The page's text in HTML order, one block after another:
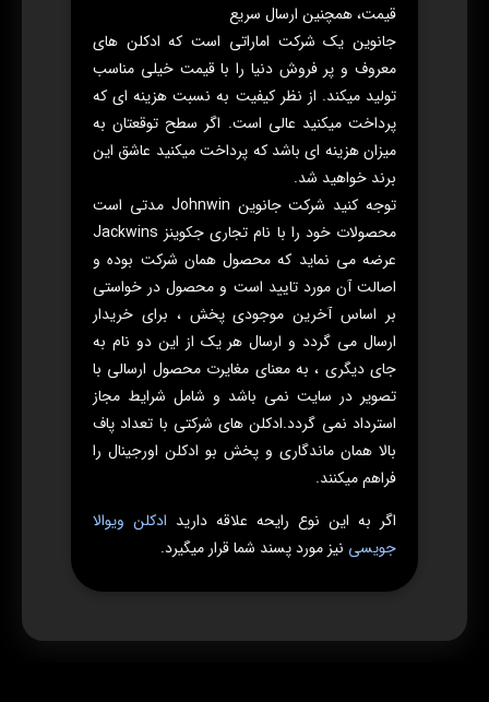
قیمت، همچنین ارسال سریع
جانوین یک شرکت اماراتی است که ادکلن های
معروف و پر فروش دنیا را با قیمت خیلی مناسب
تولید میکند. از نظر کیفیت به نسبت هزینه ای که
پرداخت میکنید عالی است. اگر سطح توقعتان به
میزان هزینه ای باشد که پرداخت میکنید عاشق این
برند خواهید شد.
توجه کنید شرکت جانوین Johnwin مدتی است
محصولات خود را با نام تجاری جکوینز Jackwins
عرضه می نماید که محصول همان شرکت بوده و
اصالت آن مورد تایید است و محصول در خواستی
بر اساس آخرین موجودی پخش ، برای خریدار
ارسال می گردد و ارسال هر یک از این دو نام به
جای دیگری ، به معنای مغایرت محصول ارسالی با
تصویر در سایت نمی باشد و شامل شرایط مجاز
استرداد نمی گردد.ادکلن های شرکتی با تعداد پاف
بالا همان ماندگاری و پخش بو ادکلن اورجینال را
فراهم میکنند.
اگر به این نوع رایحه علاقه دارید ادکلن ویوالا
جویسی نیز مورد پسند شما قرار میگیرد.